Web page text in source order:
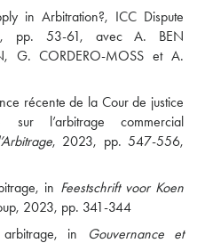
in Arbitration?, ICC Dispute
pp. 53-61, avec A. BEN
G. CORDERO-MOSS et A.
récente de la Cour de justice
sur l’arbitrage commercial
, 2023, pp. 547-556,
in Feestschrift voor Koen
2023, pp. 341-344
in
Gouvernance et